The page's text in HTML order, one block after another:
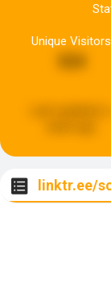
Unique Visitors
linktr.ee/